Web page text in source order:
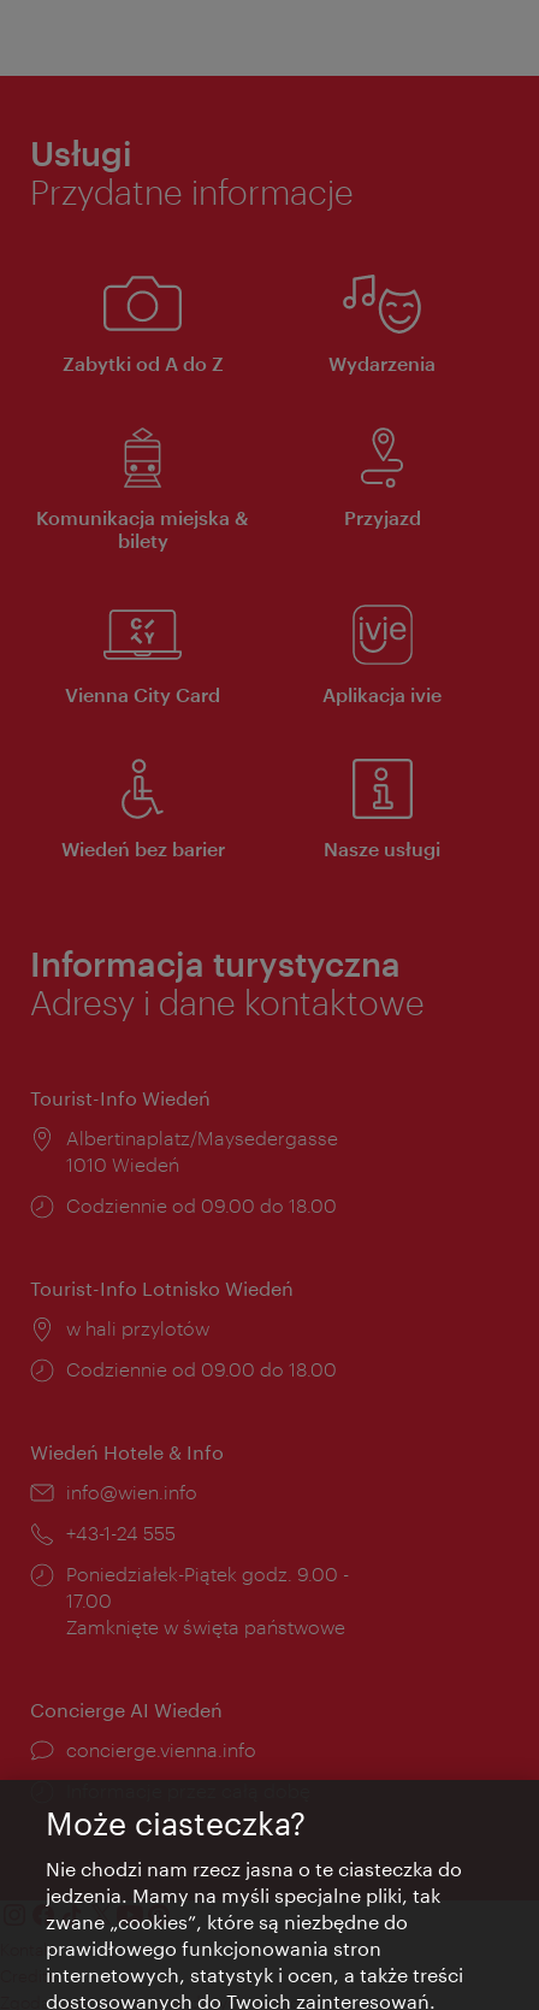
Usługi
Przydatne informacje
Zabytki od A do Z Wydarzenia
Komunikacja miejska &
bilety
Przyjazd
Vienna City Card Aplikacja ivie
Wiedeń bez barier Nasze usługi
Informacja turystyczna
Adresy i dane kontaktowe
Tourist-Info Wiedeń
Miejsce:
Albertinaplatz/Maysedergasse
1010 Wiedeń
Godziny
Codziennie od 09.00 do 18.00
Tourist-Info Lotnisko Wiedeń
Miejsce:
w hali przylotów
Godziny
Codziennie od 09.00 do 18.00
Wiedeń Hotele & Info
E-
info@wien.info
Telefon:
+43-1-24 555
Godziny
otwarcia:
Poniedziałek-Piątek godz. 9.00 -
17.00
Zamknięte w święta państwowe
Concierge AI Wiedeń
concierge.vienna.info
Kontakt
Credits
Zgoda na przetwarzanie danych osobowych
Może ciasteczka?
Nie chodzi nam rzecz jasna o te ciasteczka do
jedzenia. Mamy na myśli specjalne pliki, tak
zwane „cookies”, które są niezbędne do
prawidłowego funkcjonowania stron
internetowych, statystyk i ocen, a także treści
dostosowanych do Twoich zainteresowań.